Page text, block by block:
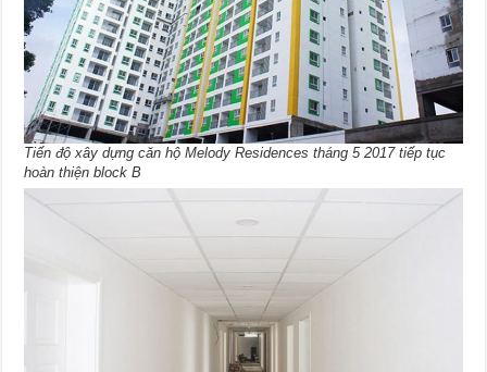
Tiến độ xây dựng căn hộ Melody Residences tháng 5 2017 tiếp tục
hoàn thiện block B